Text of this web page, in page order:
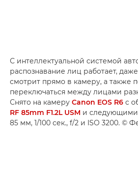
С интеллектуальной системой
распознавание лиц работает,
смотрит прямо в камеру, а также
переключаться между лицами
Снято на камеру Canon EOS R6 с
RF 85mm F1.2L USM и
85 мм, 1/100 сек., f/2 и ISO 3200. ©